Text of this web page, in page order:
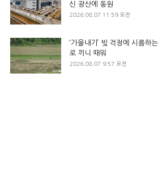
신 광산에 동원
2026.08.07 11:59 오전
‘가을내기’ 빚 걱정에 시름하
로 끼니 때워
2026.08.07 9:57 오전